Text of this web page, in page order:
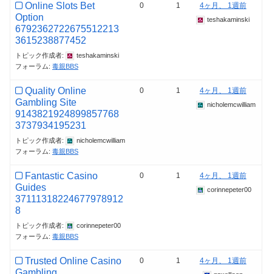
Online Slots Bet
Option
6792362722675512213
3615238877452
トピック作成者:
teshakaminski
フォーラム: 毒親BBS
0 1 4ヶ月、 1週前
teshakaminski
Quality Online
Gambling Site
9143821924899857768
3737934195231
トピック作成者:
nicholemcwilliam
フォーラム: 毒親BBS
0 1 4ヶ月、 1週前
nicholemcwilliam
Fantastic Casino
Guides
37111318224677978912
8
トピック作成者:
corinnepeter00
フォーラム: 毒親BBS
0 1 4ヶ月、 1週前
corinnepeter00
Trusted Online Casino
0 1 4ヶ月、 1週前